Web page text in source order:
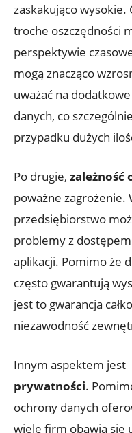
zaskakująco ⁣wysokie.
troche oszczędności
⁢perspektywie
mogą znacząco
uważać na
‌danych, ‌co
przypadku dużych
Po drugie, zależność
poważne zagrożenie.
przedsiębiorstwo
problemy z dostępem
aplikacji.‌ Pomimo​ że
często gwarantują
jest ​to ‌gwarancja
⁤niezawodność
Innym ⁣aspektem ⁣jest ​
prywatności.
ochrony‌ danych
wiele firm ​obawia ​się